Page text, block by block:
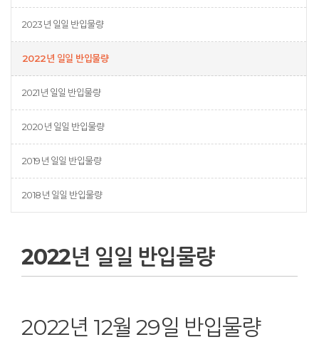
2023년 일일 반입물량
2022년 일일 반입물량
2021년 일일 반입물량
2020년 일일 반입물량
2019년 일일 반입물량
2018년 일일 반입물량
2022년 일일 반입물량
2022년 12월 29일 반입물량